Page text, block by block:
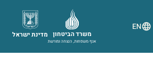
EN
מדינת ישראל משרד הביטחון
אגף משפחות, הנצחה ומורשת